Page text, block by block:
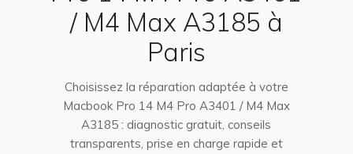
/ M4 Max A3185 à
Paris
Choisissez la réparation adaptée à votre
Macbook Pro 14 M4 Pro A3401 / M4 Max
A3185 : diagnostic gratuit, conseils
transparents, prise en charge rapide et